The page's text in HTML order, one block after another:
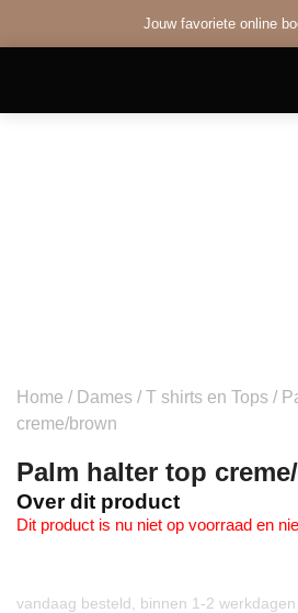
Jouw favoriete online
Home / Dames /T shirts en Tops /
creme/brown
Palm halter top
Over dit product
Dit product is nu niet op voorraad en
vandaag besteld, binnen 1-2